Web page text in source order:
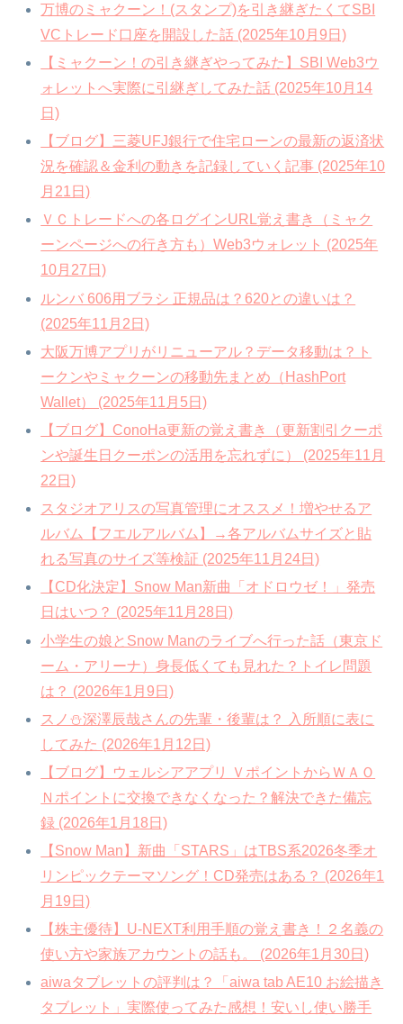
万博のミャクーン！(スタンプ)を引き継ぎたくてSBI
VCトレード口座を開設した話 (2025年10月9日)
【ミャクーン！の引き継ぎやってみた】SBI Web3ウ
ォレットへ実際に引継ぎしてみた話 (2025年10月14
日)
【ブログ】三菱UFJ銀行で住宅ローンの最新の返済状
況を確認＆金利の動きを記録していく記事 (2025年10
月21日)
ＶＣトレードへの各ログインURL覚え書き（ミャク
ーンページへの行き方も）Web3ウォレット (2025年
10月27日)
ルンバ 606用ブラシ 正規品は？620との違いは？
(2025年11月2日)
大阪万博アプリがリニューアル？データ移動は？ト
ークンやミャクーンの移動先まとめ（HashPort
Wallet） (2025年11月5日)
【ブログ】ConoHa更新の覚え書き（更新割引クーポ
ンや誕生日クーポンの活用を忘れずに） (2025年11月
22日)
スタジオアリスの写真管理にオススメ！増やせるア
ルバム【フエルアルバム】→各アルバムサイズと貼
れる写真のサイズ等検証 (2025年11月24日)
【CD化決定】Snow Man新曲「オドロウゼ！」発売
日はいつ？ (2025年11月28日)
小学生の娘とSnow Manのライブへ行った話（東京ド
ーム・アリーナ）身長低くても見れた？トイレ問題
は？ (2026年1月9日)
スノ⛄深澤辰哉さんの先輩・後輩は？ 入所順に表に
してみた (2026年1月12日)
【ブログ】ウェルシアアプリ ＶポイントからＷＡＯ
Ｎポイントに交換できなくなった？解決できた備忘
録 (2026年1月18日)
【Snow Man】新曲「STARS」はTBS系2026冬季オ
リンピックテーマソング！CD発売はある？ (2026年1
月19日)
【株主優待】U-NEXT利用手順の覚え書き！２名義の
使い方や家族アカウントの話も。 (2026年1月30日)
aiwaタブレットの評判は？「aiwa tab AE10 お絵描き
タブレット」実際使ってみた感想！安いし使い勝手